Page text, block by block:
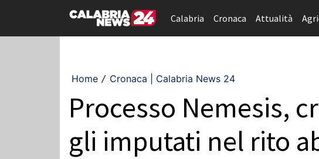
Calabria Cronaca Attualità
Home / Cronaca | Calabria News 24
Processo Nemesis,
gli imputati nel rito